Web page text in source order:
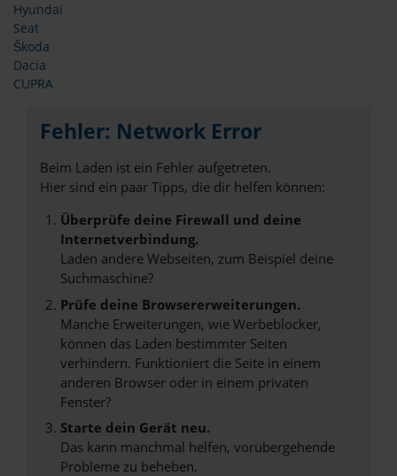
Hyundai
Seat
Škoda
Dacia
CUPRA
Fehler: Network Error
Beim Laden ist ein Fehler aufgetreten.
Hier sind ein paar Tipps, die dir helfen können:
Überprüfe deine Firewall und deine
Internetverbindung.
Laden andere Webseiten, zum Beispiel deine
Suchmaschine?
Prüfe deine Browsererweiterungen.
Manche Erweiterungen, wie Werbeblocker,
können das Laden bestimmter Seiten
verhindern. Funktioniert die Seite in einem
anderen Browser oder in einem privaten
Fenster?
Starte dein Gerät neu.
Das kann manchmal helfen, vorübergehende
Probleme zu beheben.